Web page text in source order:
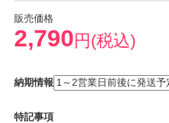
販売価格
2,790円(税込)
納期情報
特記事項